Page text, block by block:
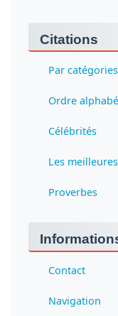
Citations
Par catégories
Ordre
Célébrités
Les meilleures
Proverbes
Contact
Navigation